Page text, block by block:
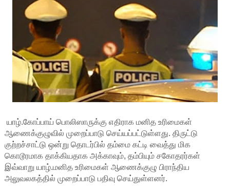
யாழ்.கோப்பாய் பொலிஸாருக்கு எதிராக மனித உரிமைகள்
ஆணைக்குழுவில் முறைப்பாடு செய்யப்பட்டுள்ளது. திருட்டு
குற்றச்சாட்டு ஒன்று தொடர்பில் தம்மை கட்டி வைத்து மிக
கொடூரமாக தாக்கியதாக அக்காவும், தம்பியும் சகோதரர்கள்
இவ்வாறு யாழ்.மனித உரிமைகள் ஆணைக்குழு பிராந்திய
அலுவலகத்தில் முறைப்பாடு பதிவு செய்துள்ளனர்.